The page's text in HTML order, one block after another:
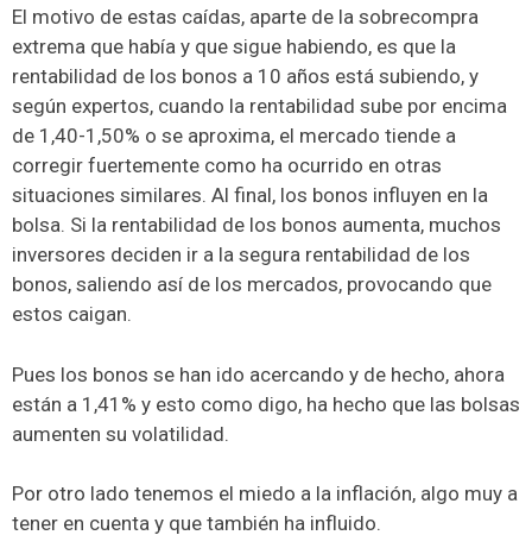
El motivo de estas caídas, aparte de la sobrecompra
extrema que había y que sigue habiendo, es que la
rentabilidad de los bonos a 10 años está subiendo, y
según expertos, cuando la rentabilidad sube por encima
de 1,40-1,50% o se aproxima, el mercado tiende a
corregir fuertemente como ha ocurrido en otras
situaciones similares. Al final, los bonos influyen en la
bolsa. Si la rentabilidad de los bonos aumenta, muchos
inversores deciden ir a la segura rentabilidad de los
bonos, saliendo así de los mercados, provocando que
estos caigan.
Pues los bonos se han ido acercando y de hecho, ahora
están a 1,41% y esto como digo, ha hecho que las bolsas
aumenten su volatilidad.
Por otro lado tenemos el miedo a la inflación, algo muy a
tener en cuenta y que también ha influido.